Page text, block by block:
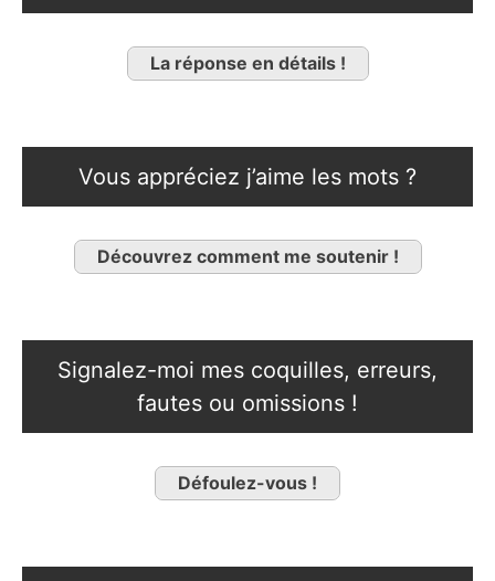
La réponse en détails !
Vous appréciez j’aime les mots ?
Découvrez comment me soutenir !
Signalez-moi mes coquilles, erreurs,
fautes ou omissions !
Défoulez-vous !